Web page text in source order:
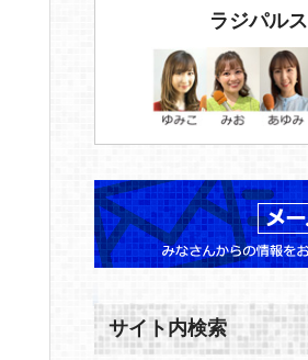
ラジパルス
サイト内検索